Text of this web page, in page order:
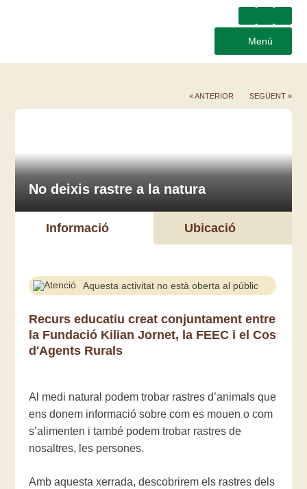
Menú
« ANTERIOR SEGÜENT »
No deixis rastre a la natura
Informació Ubicació
Aquesta activitat no està oberta al públic
Recurs educatiu creat conjuntament entre
la Fundació Kilian Jornet, la FEEC i el Cos
d'Agents Rurals
Al medi natural podem trobar rastres d’animals que
ens donem informació sobre com es mouen o com
s’alimenten i també podem trobar rastres de
nosaltres, les persones.
Amb aquesta xerrada, descobrirem els rastres dels